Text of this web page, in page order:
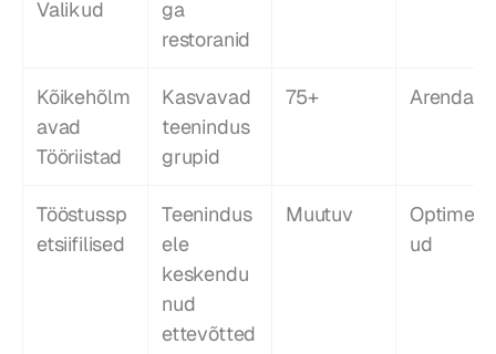
Valikud
ga
restoranid
Kõikehõlm
avad
Tööriistad
Kasvavad
teenindus
grupid
75+
Tööstussp
etsiifilised
Teenindus
ele
keskendu
nud
ettevõtted
Muutuv
ud